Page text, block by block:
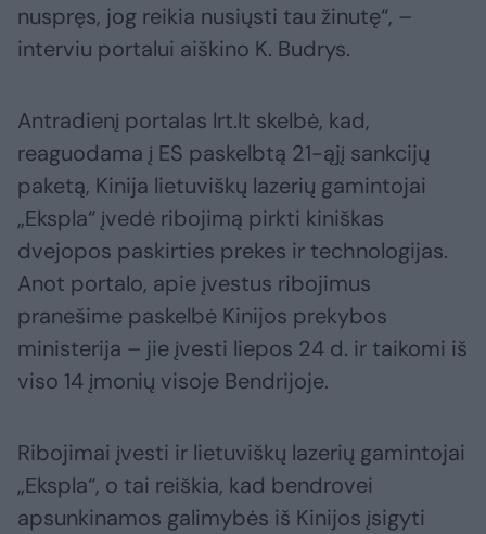
nuspręs, jog reikia nusiųsti tau žinutę“, –
interviu portalui aiškino K. Budrys.
Antradienį portalas lrt.lt skelbė, kad,
reaguodama į ES paskelbtą 21-ąjį sankcijų
paketą, Kinija lietuviškų lazerių gamintojai
„Ekspla“ įvedė ribojimą pirkti kiniškas
dvejopos paskirties prekes ir technologijas.
Anot portalo, apie įvestus ribojimus
pranešime paskelbė Kinijos prekybos
ministerija – jie įvesti liepos 24 d. ir taikomi iš
viso 14 įmonių visoje Bendrijoje.
Ribojimai įvesti ir lietuviškų lazerių gamintojai
„Ekspla“, o tai reiškia, kad bendrovei
apsunkinamos galimybės iš Kinijos įsigyti